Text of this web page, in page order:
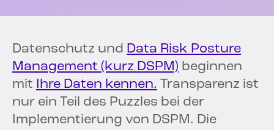
Datenschutz und Data Risk Posture
Management (kurz DSPM) beginnen
mit Ihre Daten kennen. Transparenz ist
nur ein Teil des Puzzles bei der
Implementierung von DSPM. Die